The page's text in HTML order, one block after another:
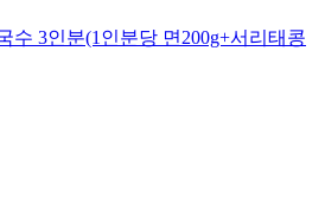
수 3인분(1인분당 면200g+서리태콩